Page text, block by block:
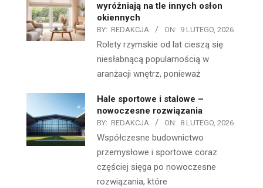
wyróżniają na tle innych osłon
okiennych
BY: REDAKCJA ON: 9 LUTEGO, 2026
Rolety rzymskie od lat cieszą się
niesłabnącą popularnością w
aranżacji wnętrz, ponieważ
Hale sportowe i stalowe –
nowoczesne rozwiązania
BY: REDAKCJA ON: 8 LUTEGO, 2026
Współczesne budownictwo
przemysłowe i sportowe coraz
częściej sięga po nowoczesne
rozwiązania, które